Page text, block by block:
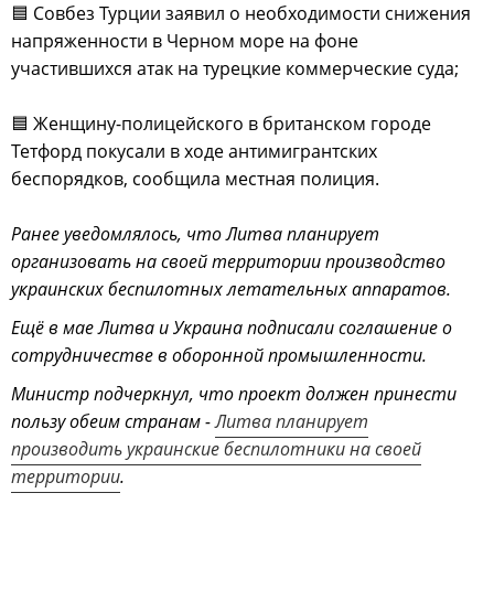
🟦 Совбез Турции заявил о необходимости снижения
напряженности в Черном море на фоне
участившихся атак на турецкие коммерческие суда;
🟦 Женщину-полицейского в британском городе
Тетфорд покусали в ходе антимигрантских
беспорядков, сообщила местная полиция.
Ранее уведомлялось, что Литва планирует
организовать на своей территории производство
украинских беспилотных летательных аппаратов.
Ещё в мае Литва и Украина подписали соглашение о
сотрудничестве в оборонной промышленности.
Министр подчеркнул, что проект должен принести
пользу обеим странам -Литва планирует
производить украинские беспилотники на своей
территории.